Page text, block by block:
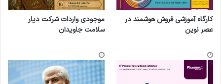
کارگاه آموزشی فروش هوشمند در
عصر نوین
موجودی واردات شرکت دیار
سلامت جاویدان